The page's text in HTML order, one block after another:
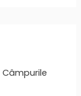
Câmpurile